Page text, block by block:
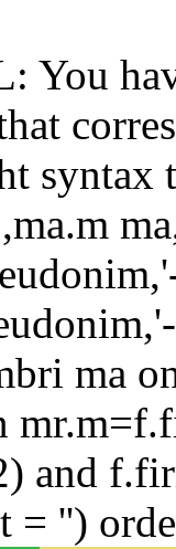
You
syntax
ma
and
= '')